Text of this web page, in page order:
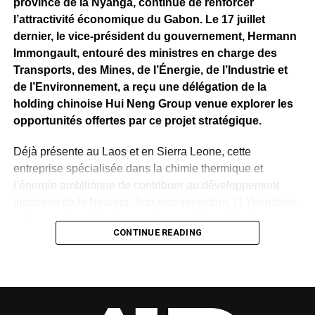
Si les attentes demeurent importantes autour du
lancement effectif de l’exploitation minière, le bilan
présenté par Fortescue rappelle qu’avant de devenir une
mine, Belinga se construit progressivement. Les
investissements consentis, les infrastructures déployées
et les travaux techniques engagés constituent autant
d’étapes qui permettront de déterminer le rythme et
l’ampleur des prochaines phases de ce projet stratégique
pour l’économie gabonaise.
WhatsApp
Facebook
X Telegram
Email
>>
province de la Nyanga, continue de renforcer
l’attractivité économique du Gabon. Le 17 juillet
dernier, le vice-président du gouvernement, Hermann
Immongault, entouré des ministres en charge des
Transports, des Mines, de l’Énergie, de l’Industrie et
de l’Environnement, a reçu une délégation de la
holding chinoise Hui Neng Group venue explorer les
opportunités offertes par ce projet stratégique.
Déjà présente au Laos et en Sierra Leone, cette
entreprise spécialisée dans la chimie thermique et
l’énergie ambitionne de contribuer au développement
est venu s’enquérir des avantages et des mécanismes
proposés par l’État gabonais dans le cadre d’un éventuel
CONTINUE READING